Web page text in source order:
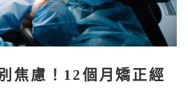
焦慮！12個月矯正經